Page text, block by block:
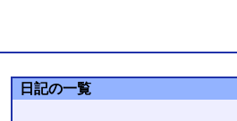
日記の一覧